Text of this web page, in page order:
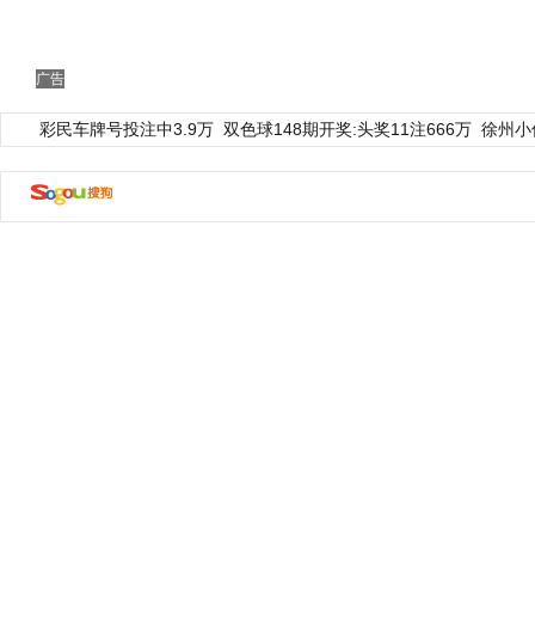
广告
彩民车牌号投注中3.9万 双色球148期开奖:头奖11注666万 徐州